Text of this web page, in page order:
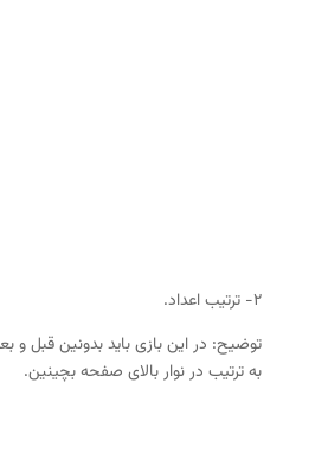
۲- ترتیب اعداد.
توضیح: در این بازی باید بدونین قبل و
به ترتیب در نوار بالای صفحه بچینین.